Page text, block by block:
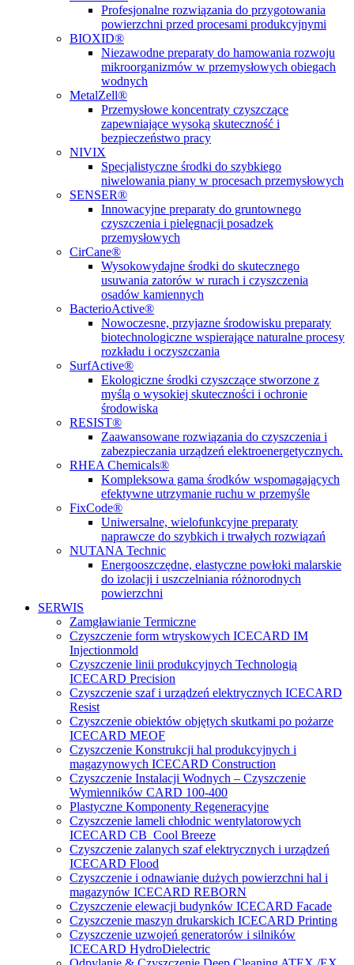
Profesjonalne rozwiązania do przygotowania
powierzchni przed procesami produkcyjnymi
BIOXID®
Niezawodne preparaty do hamowania rozwoju
mikroorganizmów w przemysłowych obiegach
wodnych
MetalZell®
Przemysłowe koncentraty czyszczące
zapewniające wysoką skuteczność i
bezpieczeństwo pracy
NIVIX
Specjalistyczne środki do szybkiego
niwelowania piany w procesach przemysłowych
SENSER®
Innowacyjne preparaty do gruntownego
czyszczenia i pielęgnacji posadzek
przemysłowych
CirCane®
Wysokowydajne środki do skutecznego
usuwania zatorów w rurach i czyszczenia
osadów kamiennych
BacterioActive®
Nowoczesne, przyjazne środowisku preparaty
biotechnologiczne wspierające naturalne procesy
rozkładu i oczyszczania
SurfActive®
Ekologiczne środki czyszczące stworzone z
myślą o wysokiej skuteczności i ochronie
środowiska
RESIST®
Zaawansowane rozwiązania do czyszczenia i
zabezpieczania urządzeń elektroenergetycznych.
RHEA Chemicals®
Kompleksowa gama środków wspomagających
efektywne utrzymanie ruchu w przemyśle
FixCode®
Uniwersalne, wielofunkcyjne preparaty
naprawcze do szybkich i trwałych rozwiązań
NUTANA Technic
Energooszczędne, elastyczne powłoki malarskie
do izolacji i uszczelniania różnorodnych
powierzchni
SERWIS
Zamgławianie Termiczne
Czyszczenie form wtryskowych ICECARD IM
Injectionmold
Czyszczenie linii produkcyjnych Technologią
ICECARD Precision
Czyszczenie szaf i urządzeń elektrycznych ICECARD
Resist
Czyszczenie obiektów objętych skutkami po pożarze
ICECARD MEOF
Czyszczenie Konstrukcji hal produkcyjnych i
magazynowych ICECARD Construction
Czyszczenie Instalacji Wodnych – Czyszczenie
Wymienników CARD 100-400
Plastyczne Komponenty Regeneracyjne
Czyszczenie lameli chłodnic wentylatorowych
ICECARD CB Cool Breeze
Czyszczenie zalanych szaf elektrycznych i urządzeń
ICECARD Flood
Czyszczenie i odnawianie dużych powierzchni hal i
magazynów ICECARD REBORN
Czyszczenie elewacji budynków ICECARD Facade
Czyszczenie maszyn drukarskich ICECARD Printing
Czyszczenie uzwojeń generatorów i silników
ICECARD HydroDielectric